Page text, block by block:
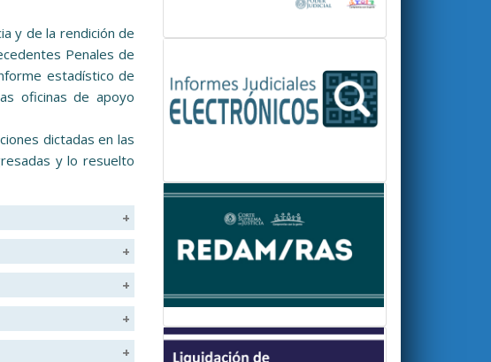
y de la rendición de
Penales de
estadístico de
oficinas de apoyo
dictadas en las
y lo resuelto